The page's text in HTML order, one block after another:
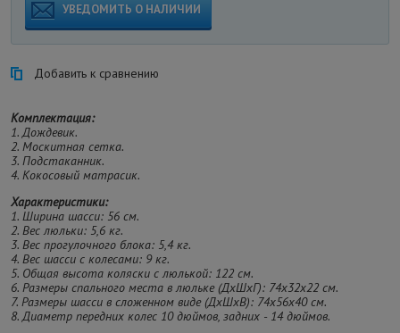
УВЕДОМИТЬ О НАЛИЧИИ
Добавить к сравнению
Комплектация:
1. Дождевик.
2. Москитная сетка.
3. Подстаканник.
4. Кокосовый матрасик.
Характеристики:
1. Ширина шасси: 56 см.
2. Вес люльки: 5,6 кг.
3. Вес прогулочного блока: 5,4 кг.
4. Вес шасси с колесами: 9 кг.
5. Общая высота коляски с люлькой: 122 см.
6. Размеры спального места в люльке (ДхШхГ): 74х32х22 см.
7. Размеры шасси в сложенном виде (ДхШхВ): 74х56х40 см.
8. Диаметр передних колес 10 дюймов, задних - 14 дюймов.